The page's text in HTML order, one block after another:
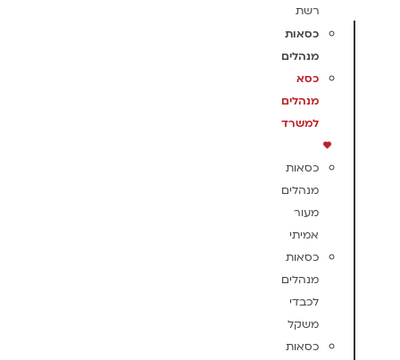
רשת
כסאות
מנהלים
כסא
מנהלים
למשרד
כסאות
מנהלים
מעור
אמיתי
כסאות
מנהלים
לכבדי
משקל
כסאות